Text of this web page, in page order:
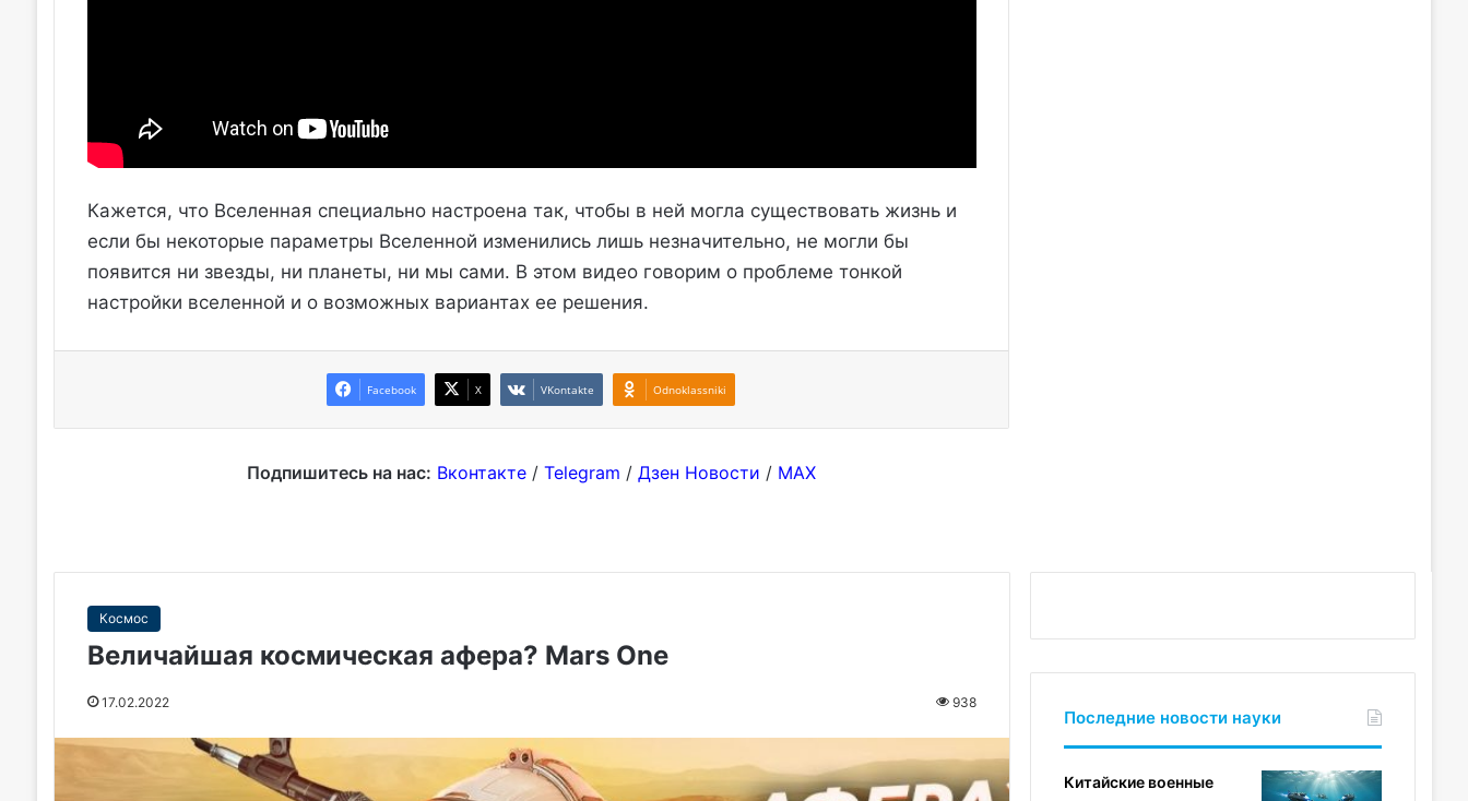
Кажется, что Вселенная специально настроена так, чтобы в ней могла существовать жизнь и
если бы некоторые параметры Вселенной изменились лишь незначительно, не могли бы
появится ни звезды, ни планеты, ни мы сами. В этом видео говорим о проблеме тонкой
настройки вселенной и о возможных вариантах ее решения.
Facebook X VKontakte Odnoklassniki
Подпишитесь на нас: Вконтакте/ Telegram / Дзен Новости / MAX